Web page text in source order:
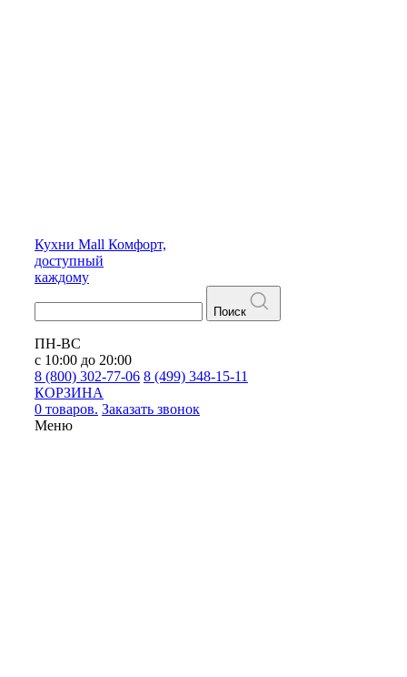
Кухни Mall Комфорт,
доступный
каждому
Поиск
ПН-ВС
с 10:00 до 20:00
8 (800) 302-77-06 8 (499) 348-15-11
КОРЗИНА
0 товаров. Заказать звонок
Меню